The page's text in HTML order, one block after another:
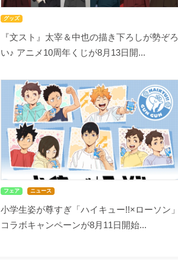
グッズ
『文スト』太宰＆中也の描き下ろしが勢ぞろ
い♪ アニメ10周年くじが8月13日開...
フェア ニュース
小学生姿が尊すぎ「ハイキュー!!×ローソン」
コラボキャンペーンが8月11日開始...